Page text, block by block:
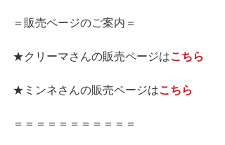
＝販売ページのご案内＝
★クリーマさんの販売ページはこちら
★ミンネさんの販売ページはこちら
＝＝＝＝＝＝＝＝＝＝＝